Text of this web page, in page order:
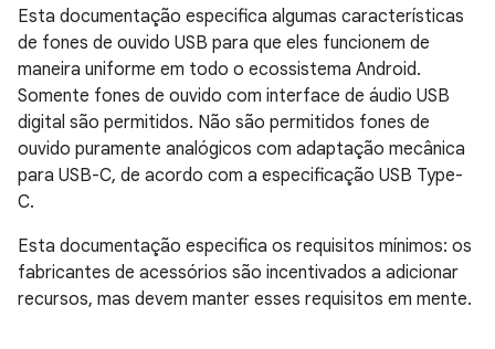
Esta documentação especifica algumas características
de fones de ouvido USB para que eles funcionem de
maneira uniforme em todo o ecossistema Android.
Somente fones de ouvido com interface de áudio USB
digital são permitidos. Não são permitidos fones de
ouvido puramente analógicos com adaptação mecânica
para USB-C, de acordo com a especificação USB Type-
C.
Esta documentação especifica os requisitos mínimos: os
fabricantes de acessórios são incentivados a adicionar
recursos, mas devem manter esses requisitos em mente.